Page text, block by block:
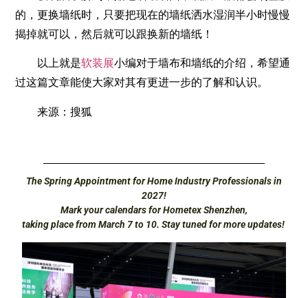
的，更换墙纸时，只要把现在的墙纸洒水湿润半小时慢慢
揭掉就可以，然后就可以跟换新的墙纸！
以上就是软装展小编对于墙布和墙纸的介绍，希望通
过这篇文章能使大家对其有更进一步的了解和认识。
来源：搜狐
The Spring Appointment for Home Industry Professionals in
2027!
Mark your calendars for Hometex Shenzhen,
taking place from March 7 to 10. Stay tuned for more updates!